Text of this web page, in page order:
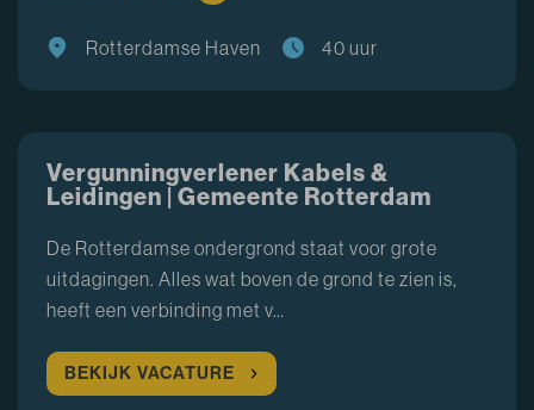
Rotterdamse Haven 40 uur
Vergunningverlener Kabels &
Leidingen | Gemeente Rotterdam
De Rotterdamse ondergrond staat voor grote
uitdagingen. Alles wat boven de grond te zien is,
heeft een verbinding met v…
BEKIJK VACATURE